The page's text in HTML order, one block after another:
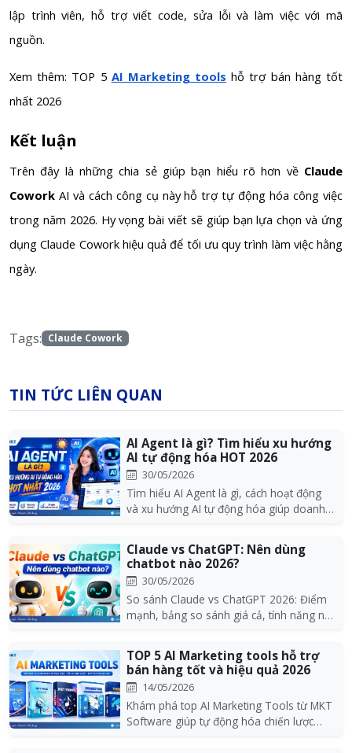
lập trình viên, hỗ trợ viết code, sửa lỗi và làm việc với mã
nguồn.
Xem thêm: TOP 5 AI Marketing tools hỗ trợ bán hàng tốt
nhất 2026
Kết luận
Trên đây là những chia sẻ giúp bạn hiểu rõ hơn về Claude
Cowork AI và cách công cụ này hỗ trợ tự động hóa công việc
trong năm 2026. Hy vọng bài viết sẽ giúp bạn lựa chọn và ứng
dụng Claude Cowork hiệu quả để tối ưu quy trình làm việc hằng
ngày.
Tags: Claude Cowork
TIN TỨC LIÊN QUAN
AI Agent là gì? Tìm hiểu xu hướng
AI tự động hóa HOT 2026
30/05/2026
Tìm hiểu AI Agent là gì, cách hoạt động
và xu hướng AI tự động hóa giúp doanh
Claude vs ChatGPT: Nên dùng
chatbot nào 2026?
30/05/2026
So sánh Claude vs ChatGPT 2026: Điểm
mạnh, bảng so sánh giá cả, tính năng nổi
TOP 5 AI Marketing tools hỗ trợ
bán hàng tốt và hiệu quả 2026
14/05/2026
Khám phá top AI Marketing Tools từ MKT
Software giúp tự động hóa chiến lược